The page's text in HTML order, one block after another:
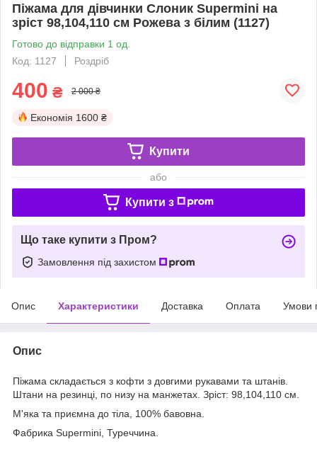
Піжама для дівчинки Слоник Supermini на
зріст 98,104,110 см Рожева з білим (1127)
Готово до відправки 1 од.
Код: 1127
Роздріб
400 ₴ 2 000 ₴
Економія 1600 ₴
Купити
або
Купити з
Що таке купити з Пром?
Замовлення під захистом
Опис Характеристики Доставка Оплата Умови
Опис
Піжама складається з кофти з довгими рукавами та штанів.
Штани на резинці, по низу на манжетах. Зріст: 98,104,110 см.
М'яка та приємна до тіла, 100% бавовна.
Фабрика Supermini, Туреччина.